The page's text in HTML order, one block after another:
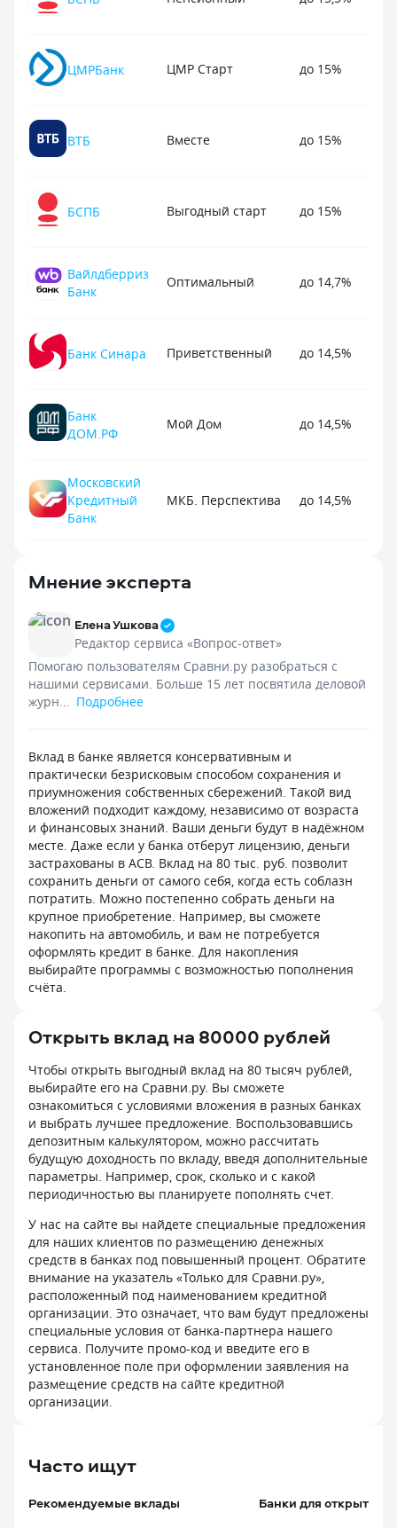
По поводу
и удобно, мне
ЦМРБанк ЦМР Старт до 15%
ВТБ Вместе до 15%
БСПБ Выгодный старт до 15%
Вайлдберриз
Банк
Оптимальный до 14,7%
Банк Синара Приветственный до 14,5%
Банк
ДОМ.РФ
Мой Дом до 14,5%
Московский
Кредитный
Банк
МКБ. Перспектива до 14,5%
Мнение эксперта
Елена Ушкова
Редактор сервиса «Вопрос-ответ»
Помогаю пользователям Сравни.ру разобраться с
нашими сервисами. Больше 15 лет посвятила деловой
журн... Подробнее
Вклад в банке является консервативным и
практически безрисковым способом сохранения и
приумножения собственных сбережений. Такой вид
вложений подходит каждому, независимо от возраста
и финансовых знаний. Ваши деньги будут в надёжном
месте. Даже если у банка отберут лицензию, деньги
застрахованы в АСВ. Вклад на 80 тыс. руб. позволит
сохранить деньги от самого себя, когда есть соблазн
потратить. Можно постепенно собрать деньги на
крупное приобретение. Например, вы сможете
накопить на автомобиль, и вам не потребуется
оформлять кредит в банке. Для накопления
выбирайте программы с возможностью пополнения
счёта.
Открыть вклад на 80000 рублей
Чтобы открыть выгодный вклад на 80 тысяч рублей,
выбирайте его на Сравни.ру. Вы сможете
ознакомиться с условиями вложения в разных банках
и выбрать лучшее предложение. Воспользовавшись
депозитным калькулятором, можно рассчитать
будущую доходность по вкладу, введя дополнительные
параметры. Например, срок, сколько и с какой
периодичностью вы планируете пополнять счет.
У нас на сайте вы найдете специальные предложения
для наших клиентов по размещению денежных
средств в банках под повышенный процент. Обратите
внимание на указатель «Только для Сравни.ру»,
расположенный под наименованием кредитной
организации. Это означает, что вам будут предложены
специальные условия от банка-партнера нашего
сервиса. Получите промо-код и введите его в
установленное поле при оформлении заявления на
размещение средств на сайте кредитной
организации.
Часто ищут
Рекомендуемые вклады Банки для открытия